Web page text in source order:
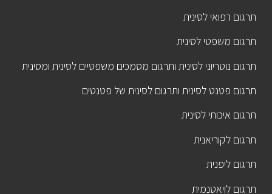
תרגום רפואי לסינית
תרגום משפטי לסינית
תרגום נוטריוני לסינית ותרגום מסמכים משפטיים לסינית ומסינית
תרגום פטנט לסינית ותרגום לסינית של פטנטים
תרגום איכותי לסינית
תרגום לקוריאנית
תרגום ליפנית
תרגום לויאטנמית